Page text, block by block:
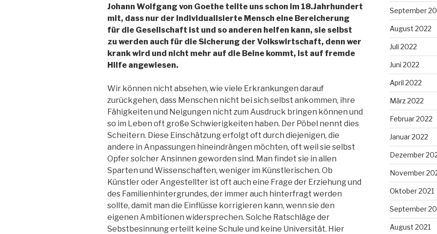
Johann Wolfgang von Goethe teilte uns schon im 18.Jahrhundert
mit, dass nur der individualisierte Mensch eine Bereicherung
für die Gesellschaft ist und so anderen helfen kann, sie selbst
zu werden auch für die Sicherung der Volkswirtschaft, denn wer
krank wird und nicht mehr auf die Beine kommt, ist auf fremde
Hilfe angewiesen.
Wir können nicht absehen, wie viele Erkrankungen darauf
zurückgehen, dass Menschen nicht bei sich selbst ankommen, ihre
Fähigkeiten und Neigungen nicht zum Ausdruck bringen können und
so im Leben oft große Schwierigkeiten haben. Der Pöbel nennt dies
Scheitern. Diese Einschätzung erfolgt oft durch diejenigen, die
andere in Anpassungen hineindrängen möchten, oft weil sie selbst
Opfer solcher Ansinnen geworden sind. Man findet sie in allen
Sparten und Wissenschaften, weniger im Künstlerischen. Ob
Künstler oder Angestellter ist oft auch eine Frage der Erziehung und
des Familienhintergrundes, der immer auch hinterfragt werden
sollte, damit man die Einflüsse korrigieren kann, wenn sie den
eigenen Ambitionen widersprechen. Solche Ratschläge der
Sebstbesinnung erteilt keine Schule und keine Universität. Hier
September
August 2022
Juli 2022
Juni 2022
April 2022
März 2022
Februar 2022
Januar 2022
Dezember
November
Oktober 2021
September
August 2021